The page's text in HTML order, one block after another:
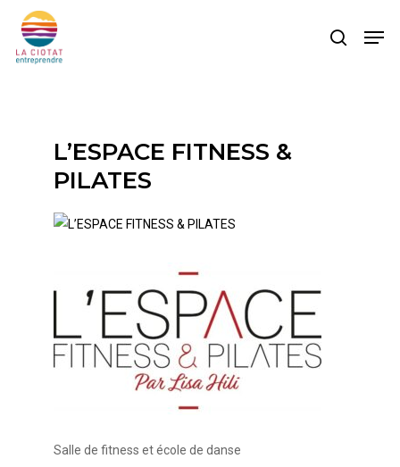
main
search
L’ESPACE FITNESS &
PILATES
Salle de fitness et école de danse